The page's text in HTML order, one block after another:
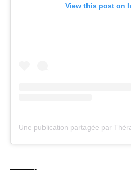
View this post on
———-